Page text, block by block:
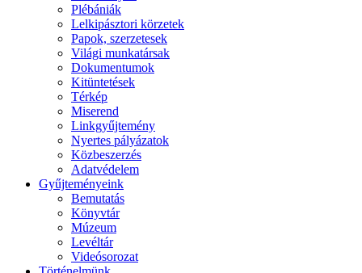
Plébániák
Lelkipásztori körzetek
Papok, szerzetesek
Világi munkatársak
Dokumentumok
Kitüntetések
Térkép
Miserend
Linkgyűjtemény
Nyertes pályázatok
Közbeszerzés
Adatvédelem
Gyűjteményeink
Bemutatás
Könyvtár
Múzeum
Levéltár
Videósorozat